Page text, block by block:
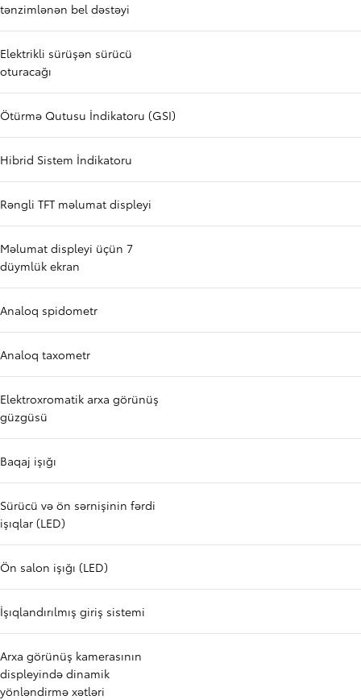
tənzimlənən bel dəstəyi
Elektrikli sürüşən sürücü
oturacağı
Ötürmə Qutusu İndikatoru (GSI)
Hibrid Sistem İndikatoru
Rəngli TFT məlumat displeyi
Məlumat displeyi üçün 7
düymlük ekran
Analoq spidometr
Analoq taxometr
Elektroxromatik arxa görünüş
güzgüsü
Baqaj işığı
Sürücü və ön sərnişinin fərdi
işıqlar (LED)
Ön salon işığı (LED)
İşıqlandırılmış giriş sistemi
Arxa görünüş kamerasının
displeyində dinamik
yönləndirmə xətləri